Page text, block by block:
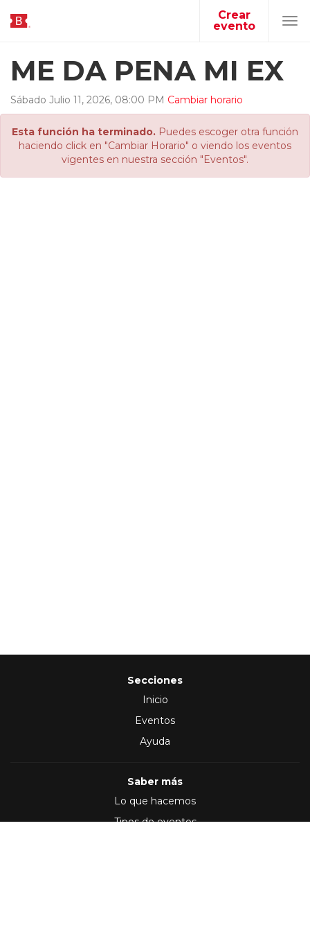
Crear
evento
ME DA PENA MI EX
Sábado Julio 11, 2026, 08:00 PM Cambiar horario
Esta función ha terminado. Puedes escoger otra función
haciendo click en "Cambiar Horario" o viendo los eventos
vigentes en nuestra sección "Eventos".
Secciones
Inicio
Eventos
Ayuda
Saber más
Lo que hacemos
Tipos de eventos